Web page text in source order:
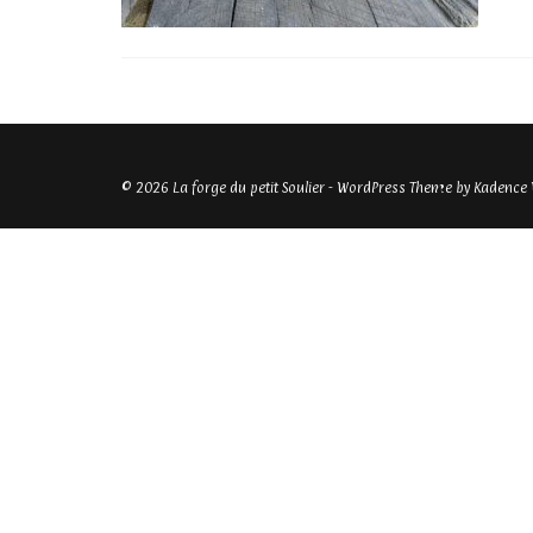
© 2026 La forge du petit Soulier - WordPress Theme by Kadence